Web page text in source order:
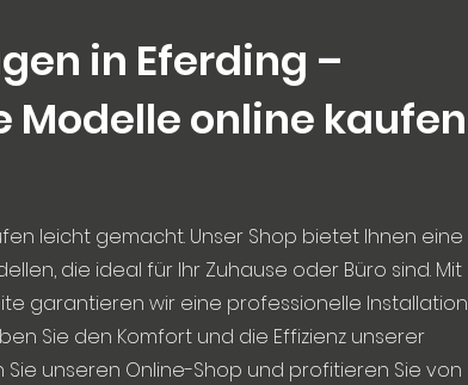
in Eferding –
Modelle online kaufen
leicht gemacht. Unser Shop bietet Ihnen eine
die ideal für Ihr Zuhause oder Büro sind. Mit
garantieren wir eine professionelle Installation
Sie den Komfort und die Effizienz unserer
Sie unseren Online-Shop und profitieren Sie von